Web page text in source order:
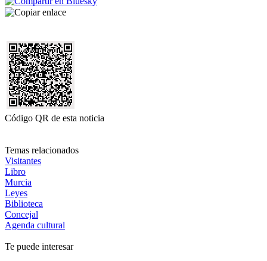
Código QR de esta noticia
Temas relacionados
Visitantes
Libro
Murcia
Leyes
Biblioteca
Concejal
Agenda cultural
Te puede interesar